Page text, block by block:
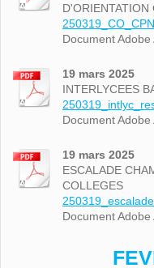
D'ORIENTATION
Document
19 mars 2025
INTERLYCEES
Document
19 mars 2025
ESCALADE
COLLEGES
Document